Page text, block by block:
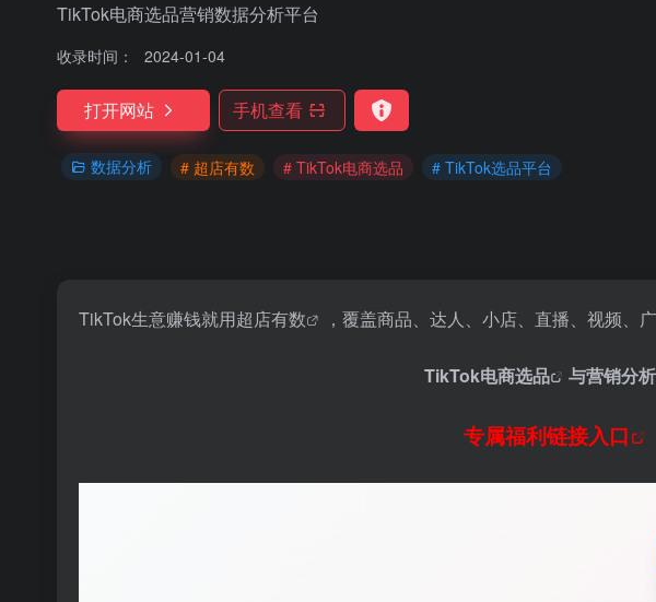
TikTok电商选品营销数据分析平台
收录时间： 2024-01-04
打开网站 手机查看
数据分析 # 超店有数 # TikTok电商选品 # TikTok选品平台
TikTok生意赚钱就用超店有数 ，覆盖商品、达人、小店、直播、视频、
TikTok电商选品 与营销分
专属福利链接入口